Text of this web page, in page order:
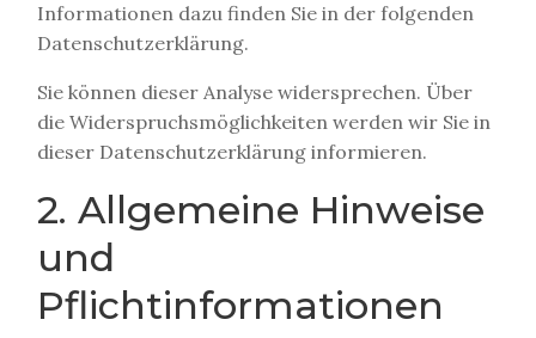
Informationen dazu finden Sie in der folgenden
Datenschutzerklärung.
Sie können dieser Analyse widersprechen. Über
die Widerspruchsmöglichkeiten werden wir Sie in
dieser Datenschutzerklärung informieren.
2. Allgemeine Hinweise
und
Pflichtinformationen